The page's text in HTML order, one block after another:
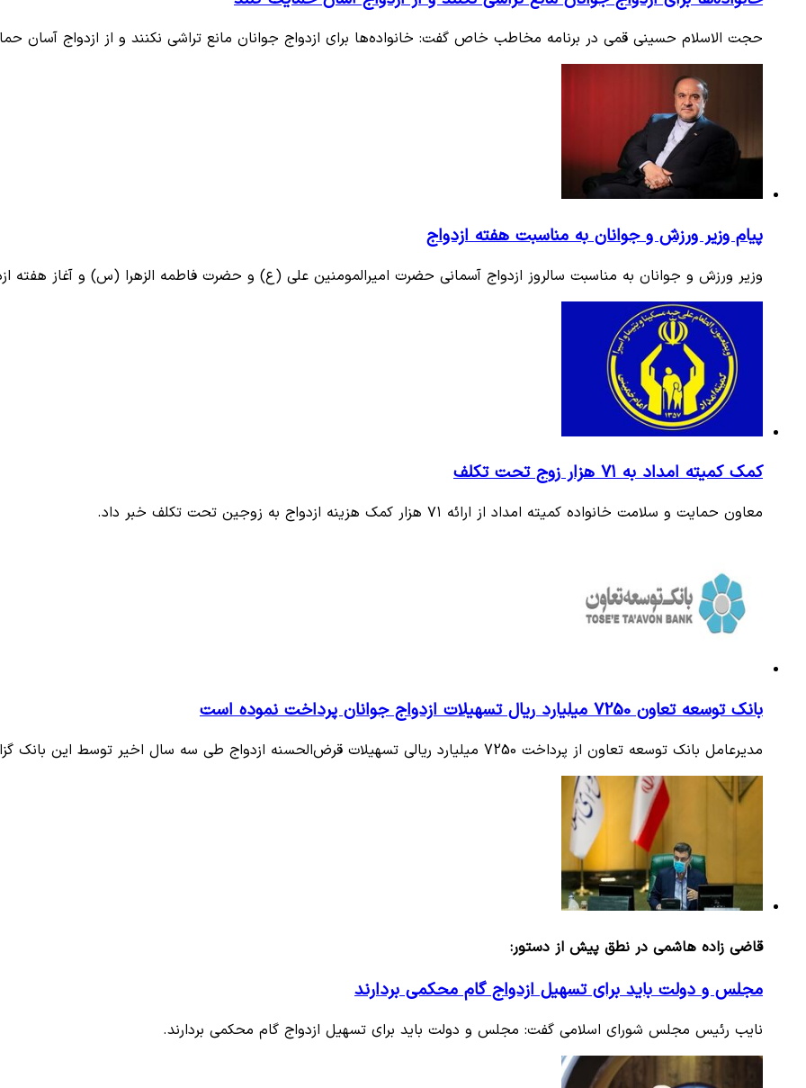
حجت الاسلام حسینی قمی در برنامه مخاطب خاص گفت: خانواده‌ها برای ازدواج جوانان مانع تراشی نکنند و از ازدواج آسان
پیام وزیر ورزش و جوانان به مناسبت هفته ازدواج
وزیر ورزش و جوانان به مناسبت سالروز ازدواج آسمانی حضرت امیرالمومنین علی (ع) و حضرت فاطمه الزهرا (س) و آغاز هفته
کمک کمیته امداد به ۷۱ هزار زوج تحت تکلف
معاون حمایت و سلامت خانواده کمیته امداد از ارائه ۷۱ هزار کمک هزینه ازدواج به زوجین تحت تکلف خبر داد.
بانک توسعه تعاون 7250 میلیارد ریال تسهیلات ازدواج جوانان پرداخت ‌نموده است
مدیرعامل بانک توسعه تعاون از پرداخت 7250 میلیارد ریالی تسهیلات قرض‌الحسنه ازدواج طی سه سال اخیر توسط این بانک گزارشی…
قاضی‌ زاده هاشمی در نطق پیش از دستور:
مجلس و دولت باید برای تسهیل ازدواج گام محکمی بردارند
نایب رئیس مجلس شورای اسلامی گفت: مجلس و دولت باید برای تسهیل ازدواج گام محکمی بردارند.